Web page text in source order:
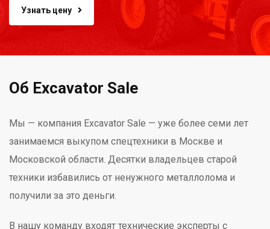
Узнать цену
Об Excavator Sale
Мы — компания Excavator Sale — уже более семи лет
занимаемся выкупом спецтехники в Москве и
Московской области. Десятки владельцев старой
техники избавились от ненужного металлолома и
получили за это деньги.
В нашу команду входят технические эксперты с